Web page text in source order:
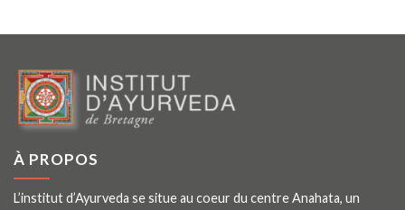
À PROPOS
L’institut d’Ayurveda se situe au coeur du centre Anahata, un